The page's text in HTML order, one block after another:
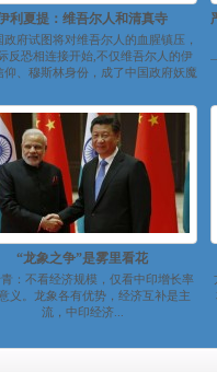
利夏提：维吾尔人和清真寺
政府试图将对维吾尔人的血腥镇压，
反恐相连接开始,不仅维吾尔人的伊
仰、穆斯林身份，成了中国政府妖魔
“龙象之争”是雾里看花
：不看经济规模，仅看中印增长率
义。龙象各有优势，经济互补是主
流，中印经济...